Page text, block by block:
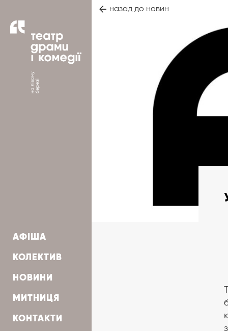
АФІША
КОЛЕКТИВ
НОВИНИ
МИТНИЦЯ
КОНТАКТИ
назад до новин